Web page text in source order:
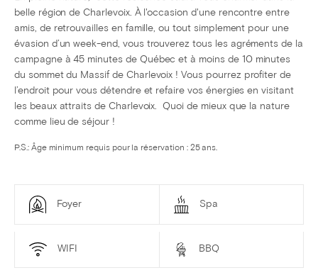
belle région de Charlevoix. À l'occasion d'une rencontre entre
amis, de retrouvailles en famille, ou tout simplement pour une
évasion d’un week-end, vous trouverez tous les agréments de la
campagne à 45 minutes de Québec et à moins de 10 minutes
du sommet du Massif de Charlevoix ! Vous pourrez profiter de
l’endroit pour vous détendre et refaire vos énergies en visitant
les beaux attraits de Charlevoix. Quoi de mieux que la nature
comme lieu de séjour !
P.S.: Âge minimum requis pour la réservation : 25 ans.
Foyer Spa
WIFI BBQ